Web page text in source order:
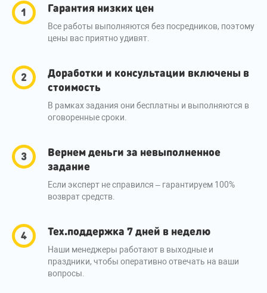
Гарантия низких цен
Все работы выполняются без посредников, поэтому
цены вас приятно удивят.
Доработки и консультации включены в
стоимость
В рамках задания они бесплатны и выполняются в
оговоренные сроки.
Вернем деньги за невыполненное
задание
Если эксперт не справился – гарантируем 100%
возврат средств.
Тех.поддержка 7 дней в неделю
Наши менеджеры работают в выходные и
праздники, чтобы оперативно отвечать на ваши
вопросы.